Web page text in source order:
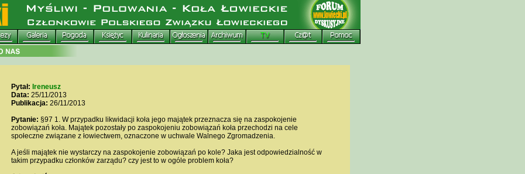
Pytał: Ireneusz
Data: 25/11/2013
Publikacja: 26/11/2013
Pytanie: §97 1. W przypadku likwidacji koła jego majątek przeznacza się na zaspokojenie
zobowiązań koła. Majątek pozostały po zaspokojeniu zobowiązań koła przechodzi na cele
społeczne związane z łowiectwem, oznaczone w uchwale Walnego Zgromadzenia.
A jeśli majątek nie wystarczy na zaspokojenie zobowiązań po kole? Jaka jest odpowiedzialność w
takim przypadku członków zarządu? czy jest to w ogóle problem koła?